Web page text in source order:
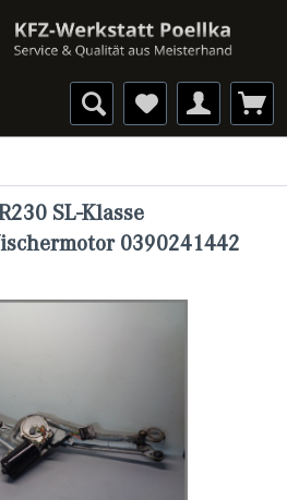
SL-Klasse
0390241442